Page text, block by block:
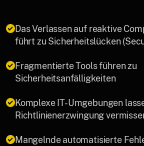
Das Verlassen auf reaktive
führt zu Sicherheitslücken
Fragmentierte Tools führen zu
Sicherheitsanfälligkeiten
Komplexe IT-Umgebungen
Richtlinienerzwingung
Mangelnde automatisierte